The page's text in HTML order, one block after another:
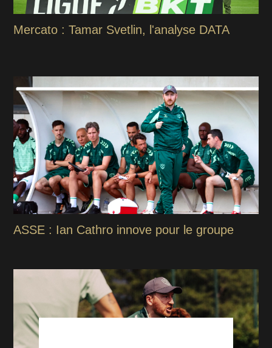
Mercato : Tamar Svetlin, l'analyse DATA
ASSE : Ian Cathro innove pour le groupe